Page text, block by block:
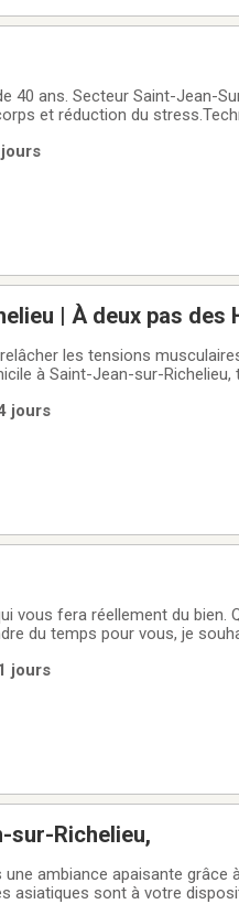
40 ans. Secteur Saint-Jean-
et réduction du
| À deux pas des
les tensions
à Saint-Jean-sur-Richelieu,
jours
vous fera réellement du bien.
du temps pour vous, je
jours
sur-Richelieu,
ambiance apaisante grâce
asiatiques sont à votre